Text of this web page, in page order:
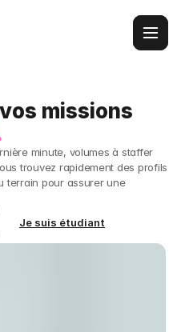
missions
minute, volumes à staffer
trouvez rapidement des profils
terrain pour assurer une
Je suis étudiant